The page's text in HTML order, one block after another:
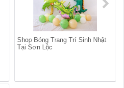
Shop Bóng Trang Trí Sinh Nhật
Tại Sơn Lộc